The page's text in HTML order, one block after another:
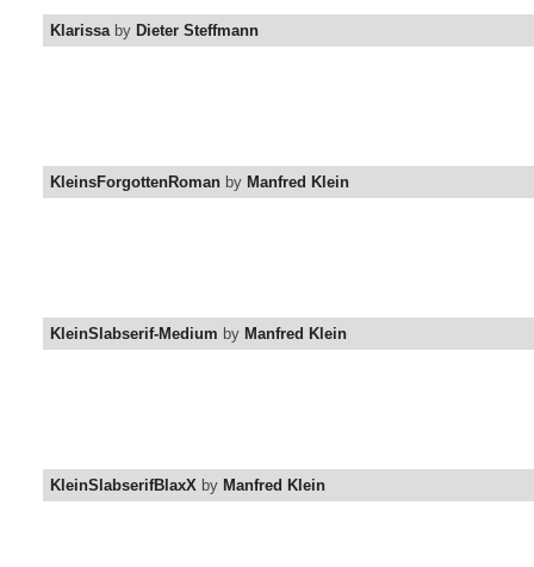
Klarissaby Dieter Steffmann
KleinsForgottenRoman by Manfred Klein
KleinSlabserif-Medium by Manfred Klein
KleinSlabserifBlaxX by Manfred Klein